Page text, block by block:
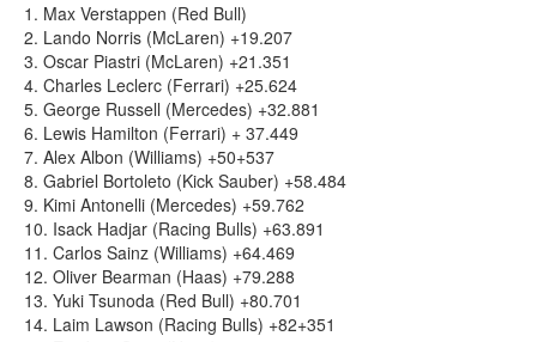
1. Max Verstappen (Red Bull)
2. Lando Norris (McLaren) +19.207
3. Oscar Piastri (McLaren) +21.351
4. Charles Leclerc (Ferrari) +25.624
5. George Russell (Mercedes) +32.881
6. Lewis Hamilton (Ferrari) + 37.449
7. Alex Albon (Williams) +50+537
8. Gabriel Bortoleto (Kick Sauber) +58.484
9. Kimi Antonelli (Mercedes) +59.762
10. Isack Hadjar (Racing Bulls) +63.891
11. Carlos Sainz (Williams) +64.469
12. Oliver Bearman (Haas) +79.288
13. Yuki Tsunoda (Red Bull) +80.701
14. Laim Lawson (Racing Bulls) +82+351